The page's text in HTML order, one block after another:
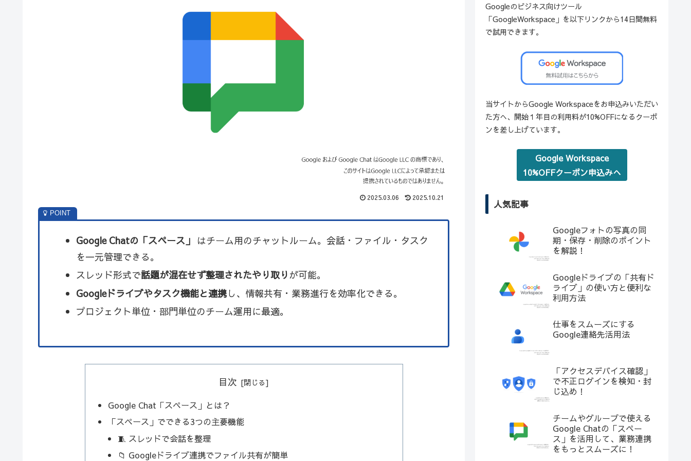
2025.03.06 2025.10.21
Google Chatの「スペース」 はチーム用のチャットルーム。会話・ファイル・タスク
を一元管理できる。
スレッド形式で話題が混在せず整理されたやり取りが可能。
Googleドライブやタスク機能と連携し、情報共有・業務進行を効率化できる。
プロジェクト単位・部門単位のチーム運用に最適。
目次
Google Chat「スペース」とは？
「スペース」でできる3つの主要機能
🧵 スレッドで会話を整理
📁 Googleドライブ連携でファイル共有が簡単
Googleのビジネス向けツール
「GoogleWorkspace」を以下リンクから14日間無料
で試用できます。
当サイトからGoogle Workspaceをお申込みいただい
た方へ、開始１年目の利用料が10%OFFになるクーポ
ンを差し上げています。
Google Workspace
10%OFFクーポン申込みへ
人気記事
Googleフォトの写真の同
期・保存・削除のポイント
を解説！
Googleドライブの「共有ド
ライブ」の使い方と便利な
利用方法
仕事をスムーズにする
Google連絡先活用法
「アクセスデバイス確認」
で不正ログインを検知・封
じ込め！
チームやグループで使える
Google Chatの「スペー
ス」を活用して、業務連携
をもっとスムーズに！